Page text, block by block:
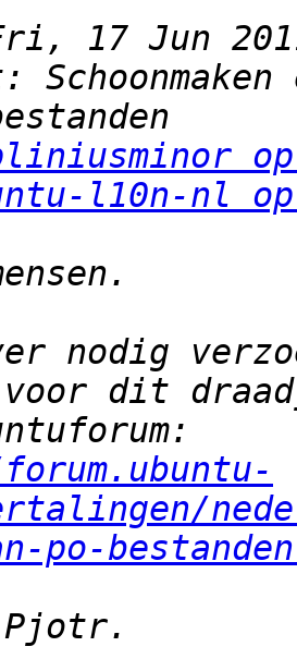
op
l10n-nl
nodig
po-